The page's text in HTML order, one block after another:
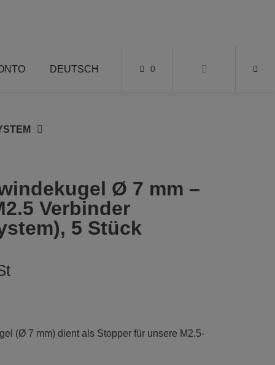
DEUTSCH 0
Ø 7 mm –
Verbinder
5 Stück
(Ø 7 mm) dient als Stopper für unsere M2.5-